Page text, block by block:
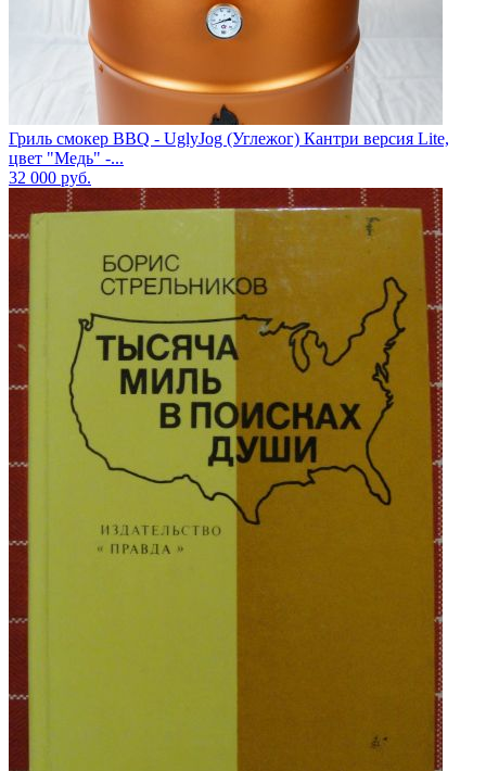
Гриль смокер BBQ - UglyJog (Углежог) Кантри версия Lite,
цвет "Медь" -...
32 000 руб.